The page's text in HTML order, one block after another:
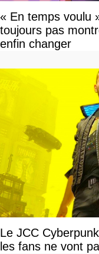
« En temps voulu
toujours pas
enfin changer
Le JCC
les fans ne vont